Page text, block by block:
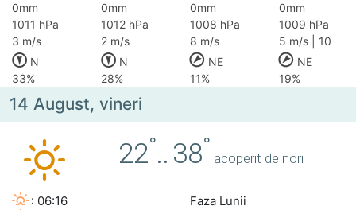
0mm 0mm 0mm
0mm
1011 hPa
1012 hPa 1008 hPa
1009 hPa
3 m/s
2 m/s 8 m/s
5 m/s | 10
N
N NE
NE
33%
28% 11% 19%
14 August, vineri
22°.. 38°
acoperit de nori
: 06:16
Faza Lunii